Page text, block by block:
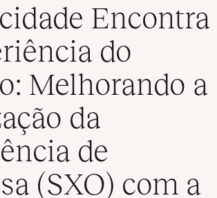
Encontra
do
Melhorando a
da
de
(SXO) com a